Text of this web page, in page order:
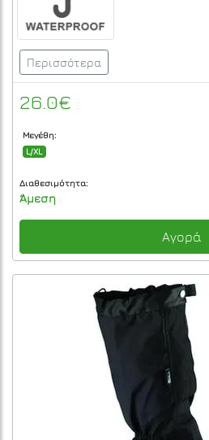
Περισσότερα
26.0€
Μεγέθη:
L/XL
Διαθεσιμότητα:
Άμεση
Αγορά